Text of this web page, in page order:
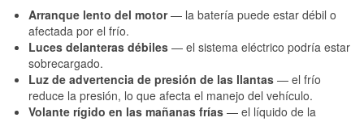
Arranque lento del motor— la batería puede estar débil o
afectada por el frío.
Luces delanteras débiles — el sistema eléctrico podría estar
sobrecargado.
Luz de advertencia de presión de las llantas — el frío
reduce la presión, lo que afecta el manejo del vehículo.
Volante rígido en las mañanas frías — el líquido de la